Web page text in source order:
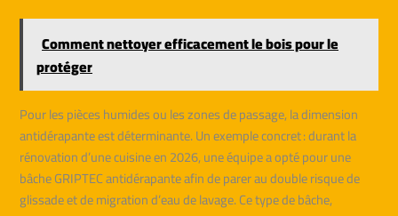
Comment nettoyer efficacement le bois pour le
protéger
Pour les pièces humides ou les zones de passage, la dimension
antidérapante est déterminante. Un exemple concret : durant la
rénovation d’une cuisine en 2026, une équipe a opté pour une
bâche GRIPTEC antidérapante afin de parer au double risque de
glissade et de migration d’eau de lavage. Ce type de bâche,